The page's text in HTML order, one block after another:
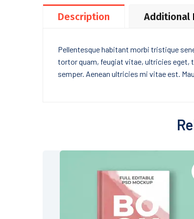
Description Additional
Pellentesque habitant morbi tristique
tortor quam, feugiat vitae, ultricies eget,
semper. Aenean ultricies mi vitae est.